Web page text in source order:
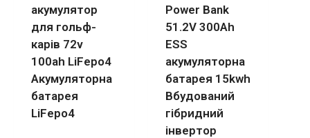
акумулятор
для гольф-
карів 72v
100ah LiFepo4
Акумуляторна
батарея
LiFepo4
Power Bank
51.2V 300Ah
ESS
акумуляторна
батарея 15kwh
Вбудований
гібридний
інвертор